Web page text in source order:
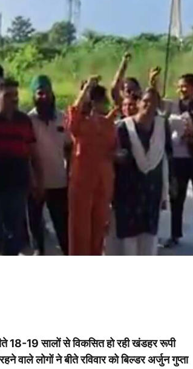
18-19 सालों से विकसित हो रही खंडहर रूपी
वाले लोगों ने बीते रविवार को बिल्डर अर्जुन गुप्ता